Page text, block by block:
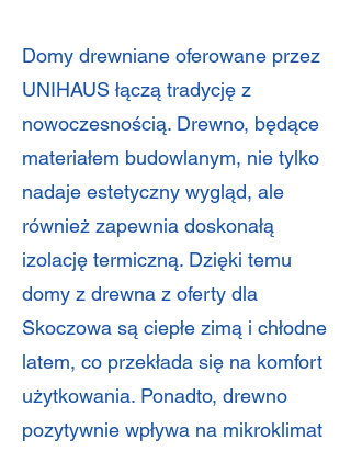
Domy drewniane oferowane przez
UNIHAUS łączą tradycję z
nowoczesnością. Drewno, będące
materiałem budowlanym, nie tylko
nadaje estetyczny wygląd, ale
również zapewnia doskonałą
izolację termiczną. Dzięki temu
domy z drewna z oferty dla
Skoczowa są ciepłe zimą i chłodne
latem, co przekłada się na komfort
użytkowania. Ponadto, drewno
pozytywnie wpływa na mikroklimat